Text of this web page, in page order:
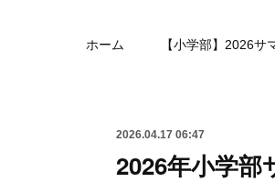
ホーム 【小学部】2026サ
2026.04.17 06:47
2026年小学部